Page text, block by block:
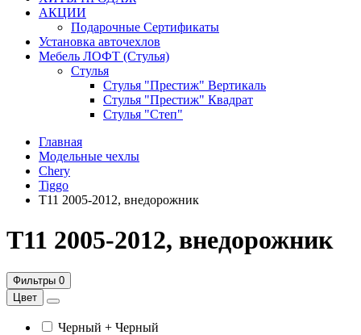
АКЦИИ
Подарочные Сертификаты
Установка авточехлов
Мебель ЛОФТ (Стулья)
Стулья
Стулья "Престиж" Вертикаль
Стулья "Престиж" Квадрат
Стулья "Степ"
Главная
Модельные чехлы
Chery
Tiggo
Т11 2005-2012, внедорожник
Т11 2005-2012, внедорожник
Фильтры 0
Цвет
Черный + Черный